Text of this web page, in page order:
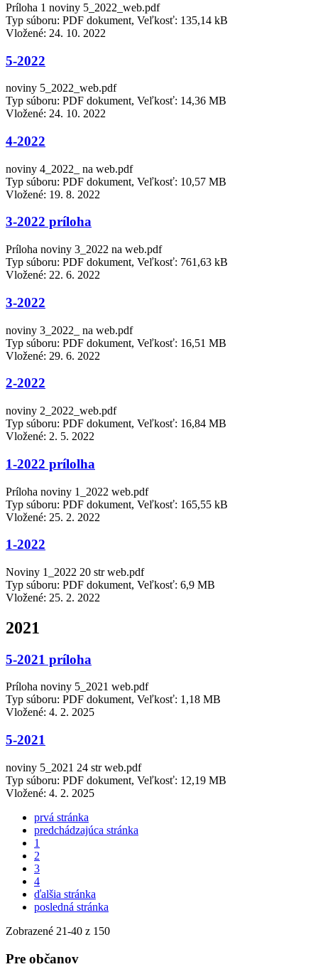
Príloha 1 noviny 5_2022_web.pdf
Typ súboru: PDF dokument, Veľkosť: 135,14 kB
Vložené: 24. 10. 2022
5-2022
noviny 5_2022_web.pdf
Typ súboru: PDF dokument, Veľkosť: 14,36 MB
Vložené: 24. 10. 2022
4-2022
noviny 4_2022_ na web.pdf
Typ súboru: PDF dokument, Veľkosť: 10,57 MB
Vložené: 19. 8. 2022
3-2022 príloha
Príloha noviny 3_2022 na web.pdf
Typ súboru: PDF dokument, Veľkosť: 761,63 kB
Vložené: 22. 6. 2022
3-2022
noviny 3_2022_ na web.pdf
Typ súboru: PDF dokument, Veľkosť: 16,51 MB
Vložené: 29. 6. 2022
2-2022
noviny 2_2022_web.pdf
Typ súboru: PDF dokument, Veľkosť: 16,84 MB
Vložené: 2. 5. 2022
1-2022 prílolha
Príloha noviny 1_2022 web.pdf
Typ súboru: PDF dokument, Veľkosť: 165,55 kB
Vložené: 25. 2. 2022
1-2022
Noviny 1_2022 20 str web.pdf
Typ súboru: PDF dokument, Veľkosť: 6,9 MB
Vložené: 25. 2. 2022
2021
5-2021 príloha
Príloha noviny 5_2021 web.pdf
Typ súboru: PDF dokument, Veľkosť: 1,18 MB
Vložené: 4. 2. 2025
5-2021
noviny 5_2021 24 str web.pdf
Typ súboru: PDF dokument, Veľkosť: 12,19 MB
Vložené: 4. 2. 2025
prvá stránka
predchádzajúca stránka
1
2
3
4
ďalšia stránka
posledná stránka
Zobrazené 21-40 z 150
Pre občanov